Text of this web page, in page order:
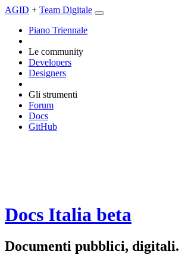
AGID + Team Digitale
Piano Triennale
Le community
Developers
Designers
Gli strumenti
Forum
Docs
GitHub
Docs Italia beta
Documenti pubblici, digitali.